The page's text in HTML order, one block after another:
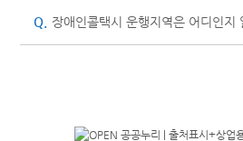
Q. 장애인콜택시 운행지역은 어디인지